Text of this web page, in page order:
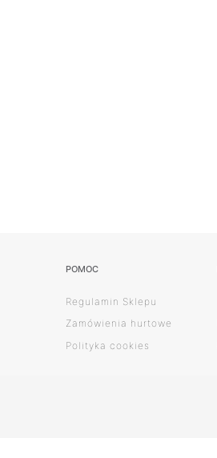
POMOC
Regulamin Sklepu
Zamówienia hurtowe
Polityka cookies